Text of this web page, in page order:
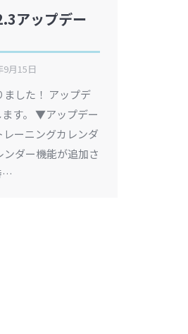
アップデー
9月15日
した！ アップデ
す。 ▼アップデー
ーニングカレンダ
ダー機能が追加さ
…